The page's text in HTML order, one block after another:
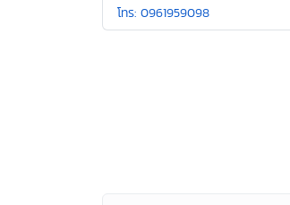
โทร: 0961959098